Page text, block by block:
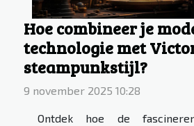
Hoe combineer je
technologie met
steampunkstijl?
9 november 2025 10:28
Ontdek hoe de